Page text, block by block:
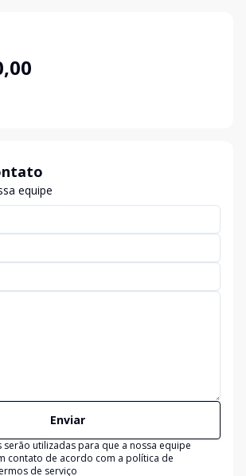
equipe
Enviar
serão utilizadas para que a nossa equipe
contato de acordo com a política de
de serviço